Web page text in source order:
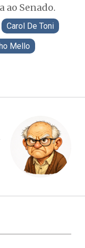
ao Senado.
Carol De Toni
Mello
que a
a